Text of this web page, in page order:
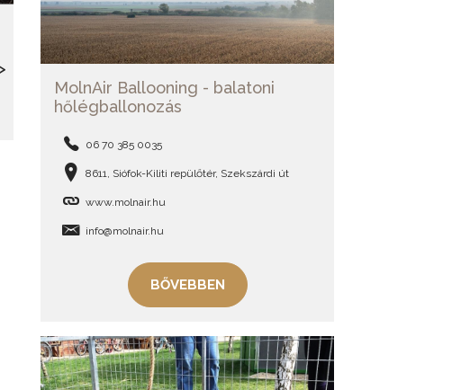
MolnAir Ballooning - balatoni
hőlégballonozás
06 70 385 0035
8611, Siófok-Kiliti repülőtér, Szekszárdi út
www.molnair.hu
info@molnair.hu
BŐVEBBEN